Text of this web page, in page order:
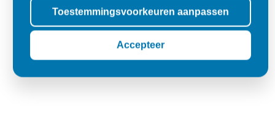
Den Dungen
Toestemmingsvoorkeuren aanpassen
Accepteer